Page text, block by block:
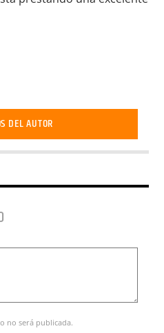
DEL AUTOR
no será publicada.